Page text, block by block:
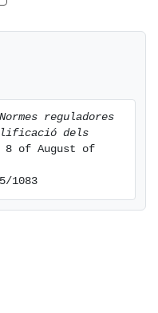
Normes reguladores
dels
8 of August of
1083